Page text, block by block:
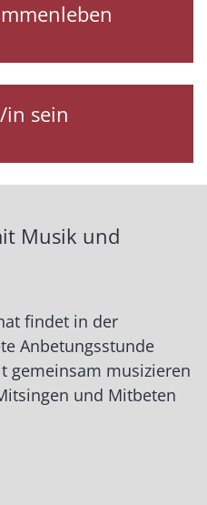
in sein
Musik und
findet in der
Anbetungsstunde
gemeinsam musizieren
und Mitbeten